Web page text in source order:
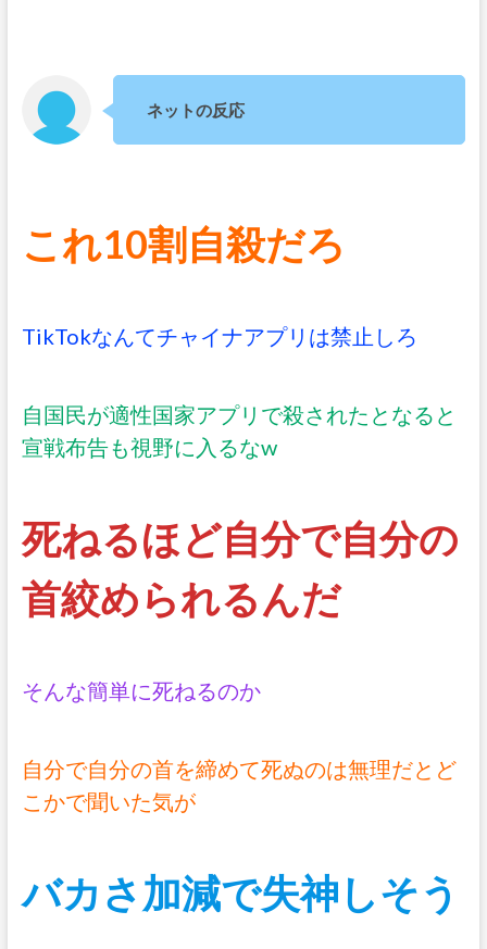
ネットの反応
これ10割自殺だろ
TikTokなんてチャイナアプリは禁止しろ
自国民が適性国家アプリで殺されたとなると
宣戦布告も視野に入るなw
死ねるほど自分で自分の
首絞められるんだ
そんな簡単に死ねるのか
自分で自分の首を締めて死ぬのは無理だとど
こかで聞いた気が
バカさ加減で失神しそう